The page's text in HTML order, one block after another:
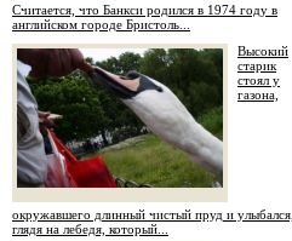
Считается, что Банкси родился в 1974 году в
английском городе Бристоль...
Высокий
старик
стоял у
газона,
окружавшего длинный чистый пруд и улыбался,
глядя на лебедя, который...